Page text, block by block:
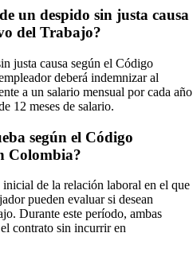
un despido sin justa causa
del Trabajo?
justa causa según el Código
deberá indemnizar al
a un salario mensual por cada año
12 meses de salario.
según el Código
Colombia?
de la relación laboral en el que
pueden evaluar si desean
Durante este período, ambas
contrato sin incurrir en